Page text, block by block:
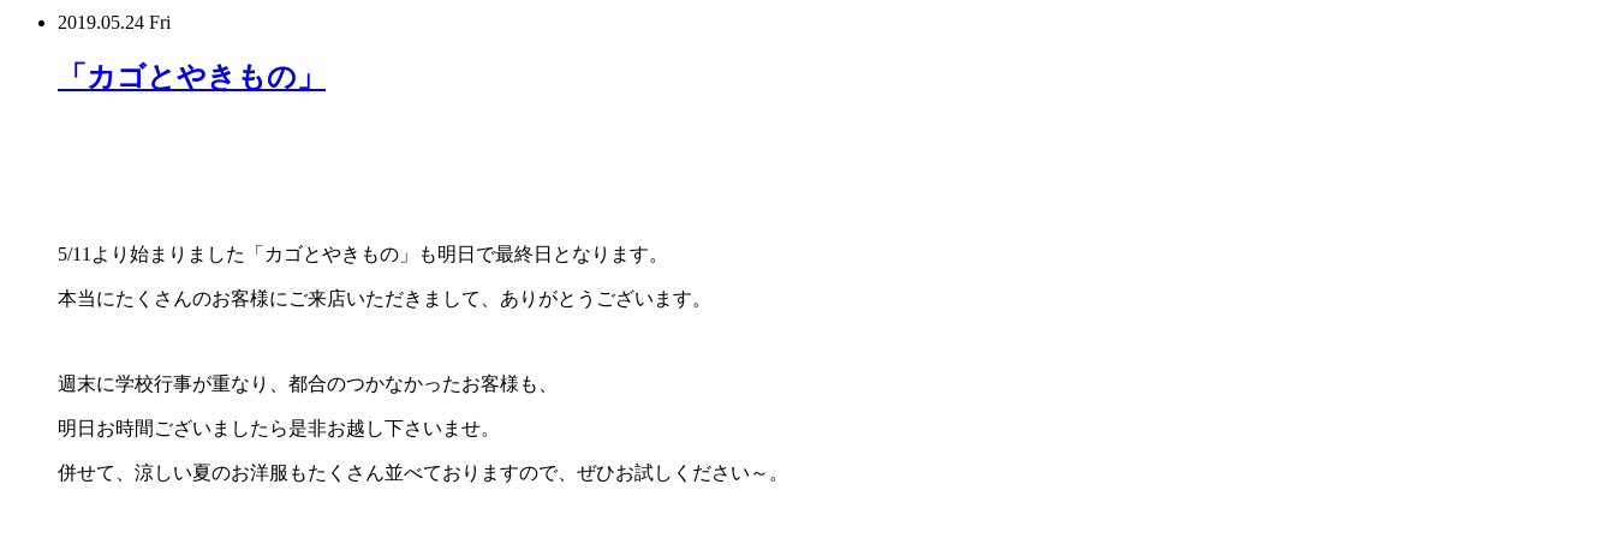
2019.05.24 Fri
「カゴとやきもの」
5/11より始まりました「カゴとやきもの」も明日で最終日となります。
本当にたくさんのお客様にご来店いただきまして、ありがとうございます。
週末に学校行事が重なり、都合のつかなかったお客様も、
明日お時間ございましたら是非お越し下さいませ。
併せて、涼しい夏のお洋服もたくさん並べておりますので、ぜひお試しください～。